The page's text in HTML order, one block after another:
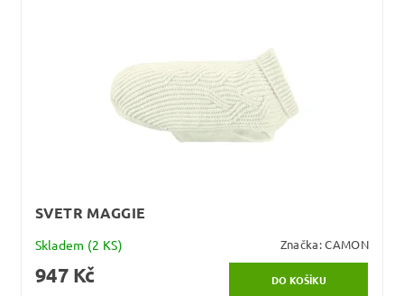
SVETR MAGGIE
Skladem (2 KS) Značka:CAMON
947 Kč